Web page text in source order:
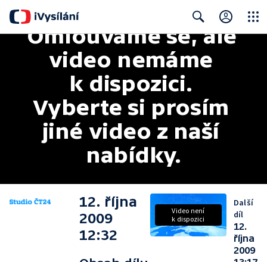
Search
Omlouváme se, ale
video nemáme
k dispozici.
Vyberte si prosím
jiné video z naší
nabídky.
12. října
2009
12:32
Video není
k dispozici
Další
díl
12.
října
2009